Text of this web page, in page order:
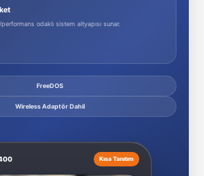
odaklı sistem altyapısı sunar.
FreeDOS
Wireless Adaptör Dahil
Kısa Tanıtım